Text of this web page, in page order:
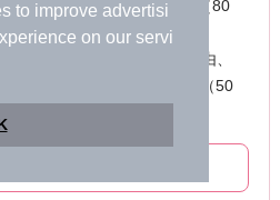
to improve advertisi
on our servi